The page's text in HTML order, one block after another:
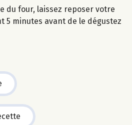
du four, laissez reposer votre
5 minutes avant de le dégustez